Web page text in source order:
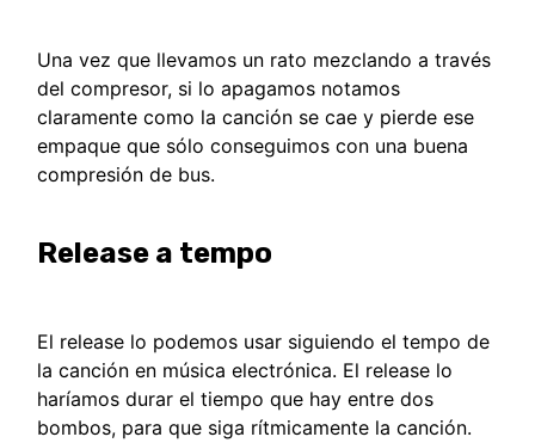
Una vez que llevamos un rato mezclando a través
del compresor, si lo apagamos notamos
claramente como la canción se cae y pierde ese
empaque que sólo conseguimos con una buena
compresión de bus.
Release a tempo
El release lo podemos usar siguiendo el tempo de
la canción en música electrónica. El release lo
haríamos durar el tiempo que hay entre dos
bombos, para que siga rítmicamente la canción.